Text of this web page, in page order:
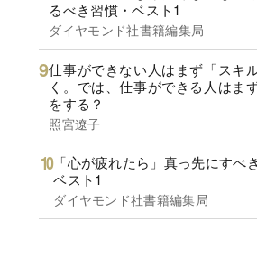
るべき習慣・ベスト1
ダイヤモンド社書籍編集局
仕事ができない人はまず「スキ
く。では、仕事ができる人はま
をする？
照宮遼子
「心が疲れたら」真っ先にすべ
ベスト1
ダイヤモンド社書籍編集局